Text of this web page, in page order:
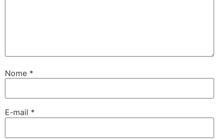
Nome *
E-mail *